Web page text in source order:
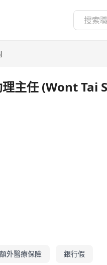
主任 (Wont Tai
額外醫療保險
銀行假